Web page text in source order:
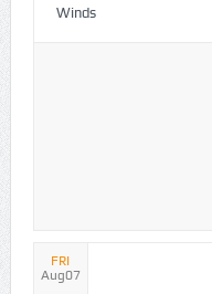
Winds
FRI
Aug07